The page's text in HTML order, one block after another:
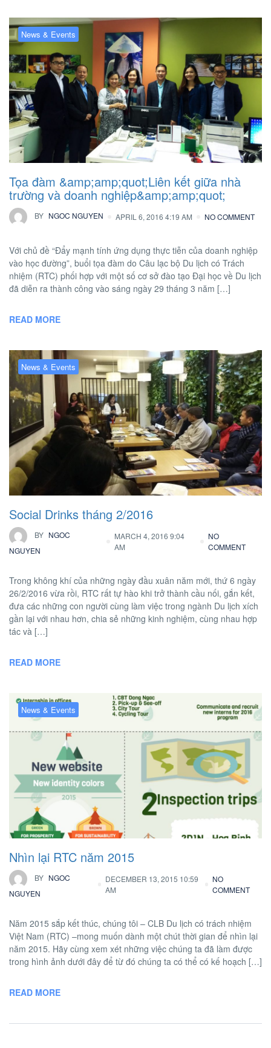
News & Events
Tọa đàm &amp;amp;quot;Liên kết giữa nhà
trường và doanh nghiệp&amp;amp;quot;
BY NGOC NGUYEN APRIL 6, 2016 4:19 AM NO COMMENT
Với chủ đề “Đẩy mạnh tính ứng dụng thực tiễn của doanh nghiệp
vào học đường”, buổi tọa đàm do Câu lạc bộ Du lịch có Trách
nhiệm (RTC) phối hợp với một số cơ sở đào tạo Đại học về Du lịch
đã diễn ra thành công vào sáng ngày 29 tháng 3 năm […]
READ MORE
News & Events
Social Drinks tháng 2/2016
BY NGOC
NGUYEN
MARCH 4, 2016 9:04
AM
NO
COMMENT
Trong không khí của những ngày đầu xuân năm mới, thứ 6 ngày
26/2/2016 vừa rồi, RTC rất tự hào khi trở thành cầu nối, gắn kết,
đưa các những con người cùng làm việc trong ngành Du lịch xích
gần lại với nhau hơn, chia sẻ những kinh nghiệm, cùng nhau hợp
tác và […]
READ MORE
News & Events
Nhìn lại RTC năm 2015
BY NGOC
NGUYEN
DECEMBER 13, 2015 10:59
AM
NO
COMMENT
Năm 2015 sắp kết thúc, chúng tôi – CLB Du lịch có trách nhiệm
Việt Nam (RTC) –mong muốn dành một chút thời gian để nhìn lại
năm 2015. Hãy cùng xem xét những việc chúng ta đã làm được
trong hình ảnh dưới đây để từ đó chúng ta có thể có kế hoạch […]
READ MORE